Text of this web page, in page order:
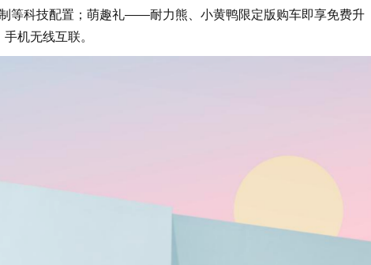
等科技配置；萌趣礼——耐力熊、小黄鸭限定版购车即享免费升
机无线互联。